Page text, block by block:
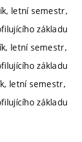
letní semestr,
základu
letní semestr,
základu
letní semestr,
základu